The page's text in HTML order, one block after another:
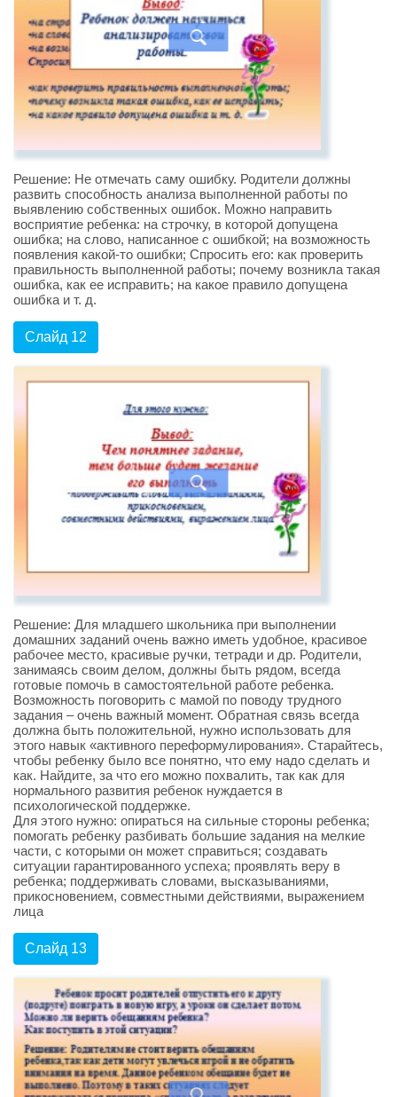
Решение: Не отмечать саму ошибку. Родители должны
развить способность анализа выполненной работы по
выявлению собственных ошибок. Можно направить
восприятие ребенка: на строчку, в которой допущена
ошибка; на слово, написанное с ошибкой; на возможность
появления какой-то ошибки; Спросить его: как проверить
правильность выполненной работы; почему возникла такая
ошибка, как ее исправить; на какое правило допущена
ошибка и т. д.
Слайд 12
Решение: Для младшего школьника при выполнении
домашних заданий очень важно иметь удобное, красивое
рабочее место, красивые ручки, тетради и др. Родители,
занимаясь своим делом, должны быть рядом, всегда
готовые помочь в самостоятельной работе ребенка.
Возможность поговорить с мамой по поводу трудного
задания – очень важный момент. Обратная связь всегда
должна быть положительной, нужно использовать для
этого навык «активного переформулирования». Старайтесь,
чтобы ребенку было все понятно, что ему надо сделать и
как. Найдите, за что его можно похвалить, так как для
нормального развития ребенок нуждается в
психологической поддержке.
Для этого нужно: опираться на сильные стороны ребенка;
помогать ребенку разбивать большие задания на мелкие
части, с которыми он может справиться; создавать
ситуации гарантированного успеха; проявлять веру в
ребенка; поддерживать словами, высказываниями,
прикосновением, совместными действиями, выражением
лица
Слайд 13